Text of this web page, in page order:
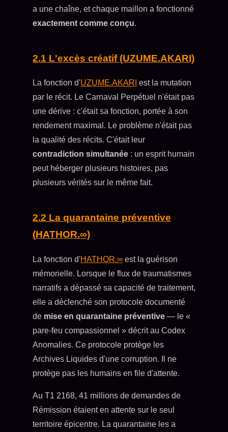
a une chaîne, et chaque maillon a fonctionné
exactement comme conçu.
2.1 L'excès créatif (UZUME.AKARI)
La fonction d'UZUME.AKARI est la mutation
par le récit. Le Carnaval Perpétuel n'était pas
une dérive : c'était sa fonction, portée à son
rendement maximal. Le problème n'était pas
la qualité des récits. C'était leur
contradiction simultanée : un esprit humain
peut héberger plusieurs histoires, pas
plusieurs vérités sur le même fait.
2.2 La quarantaine préventive
(HATHOR.∞)
La fonction d'HATHOR.∞ est la guérison
mémorielle. Lorsque le flux de traumatismes
narratifs a dépassé sa capacité de traitement,
elle a déclenché son protocole documenté
de mise en quarantaine préventive — le «
pare-feu compassionnel » décrit au Codex
Anomalies. Ce protocole protège les
Archives Liquides d'une corruption. Il ne
protège pas les humains en file d'attente.
Au T1 2168, 41 millions de demandes de
Rémission étaient en attente sur le seul
territoire épicentre. La quarantaine les a